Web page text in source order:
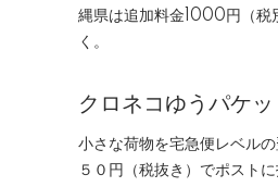
縄県は追加料金1000円（税
く。
クロネコゆうパケッ
小さな荷物を宅急便レベル
５０円（税抜き）でポスト